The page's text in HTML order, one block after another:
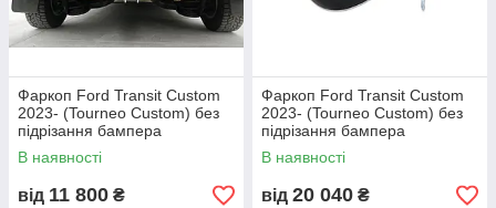
Фаркоп Ford Transit Custom
2023- (Tourneo Custom) без
підрізання бампера
В наявності
від 11 800 ₴
Фаркоп Ford Transit Custom
2023- (Tourneo Custom) без
підрізання бампера
В наявності
від 20 040 ₴